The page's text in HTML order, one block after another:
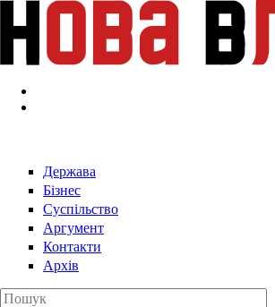
Перейти к основному содержанию
Держава
Бізнес
Суспільство
Аргумент
Контакти
Архів